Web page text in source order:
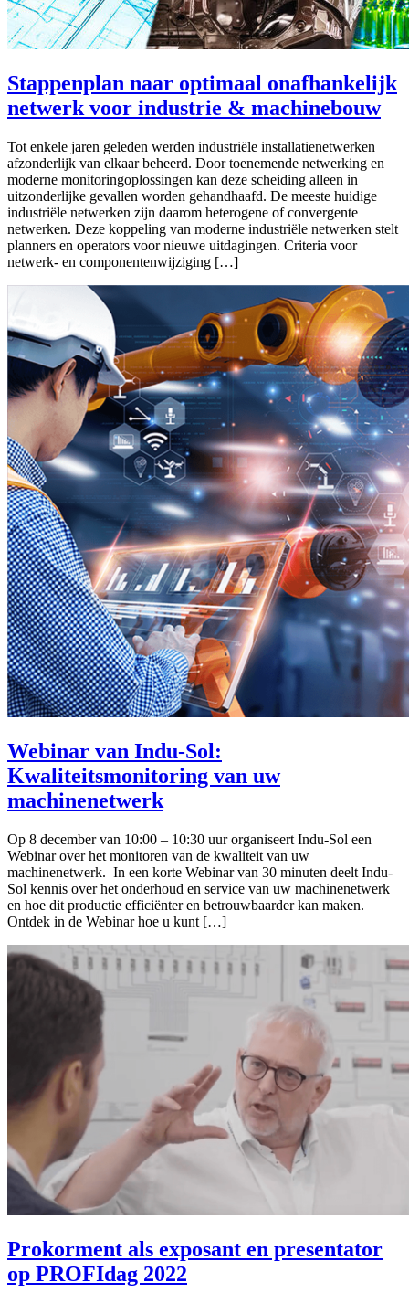
Stappenplan naar optimaal onafhankelijk
netwerk voor industrie & machinebouw
Tot enkele jaren geleden werden industriële installatienetwerken
afzonderlijk van elkaar beheerd. Door toenemende netwerking en
moderne monitoringoplossingen kan deze scheiding alleen in
uitzonderlijke gevallen worden gehandhaafd. De meeste huidige
industriële netwerken zijn daarom heterogene of convergente
netwerken. Deze koppeling van moderne industriële netwerken stelt
planners en operators voor nieuwe uitdagingen. Criteria voor
netwerk- en componentenwijziging […]
Webinar van Indu-Sol:
Kwaliteitsmonitoring van uw
machinenetwerk
Op 8 december van 10:00 – 10:30 uur organiseert Indu-Sol een
Webinar over het monitoren van de kwaliteit van uw
machinenetwerk. In een korte Webinar van 30 minuten deelt Indu-
Sol kennis over het onderhoud en service van uw machinenetwerk
en hoe dit productie efficiënter en betrouwbaarder kan maken.
Ontdek in de Webinar hoe u kunt […]
Prokorment als exposant en presentator
op PROFIdag 2022